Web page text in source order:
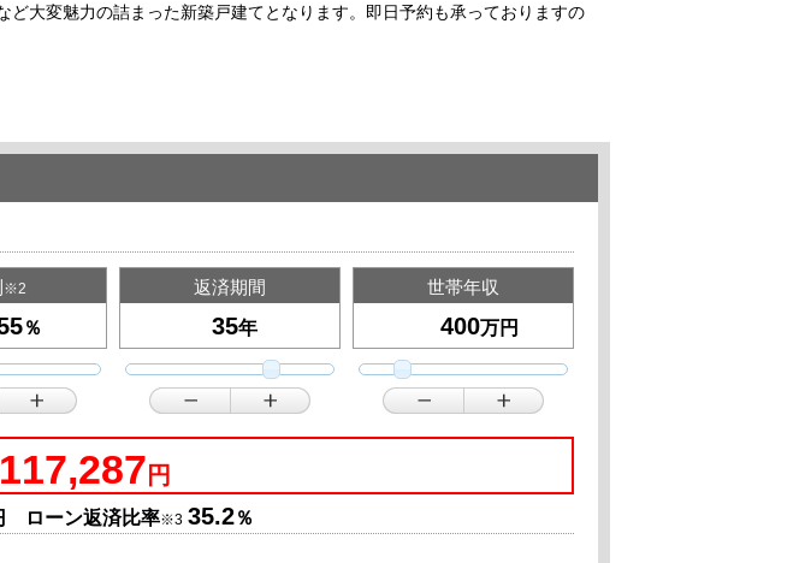
ど大変魅力の詰まった新築戸建てとなります。即日予約も承っておりますの
※2
％
返済期間
年
世帯年収
万円
117,287 円
ローン返済比率※3 35.2％